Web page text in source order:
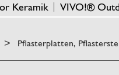
Keramik VIVO!®
> Pflasterplatten,